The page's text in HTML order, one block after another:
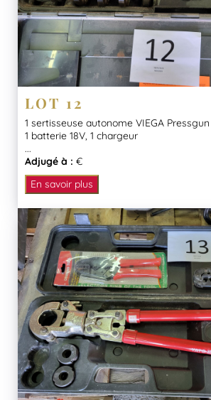
LOT 12
1 sertisseuse autonome VIEGA
1 batterie 18V, 1 chargeur
...
Adjugé à : €
En savoir plus